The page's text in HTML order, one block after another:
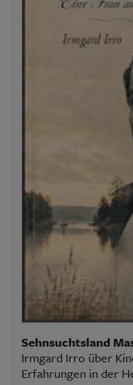
Sehnsuchtsland
Irmgard Irro über
Erfahrungen in der